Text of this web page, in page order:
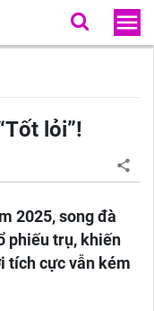
lỏi”!
2025, song đà
phiếu trụ, khiến
tích cực vẫn kém